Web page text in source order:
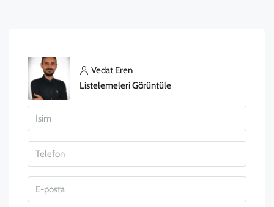
Vedat Eren
Listelemeleri Görüntüle